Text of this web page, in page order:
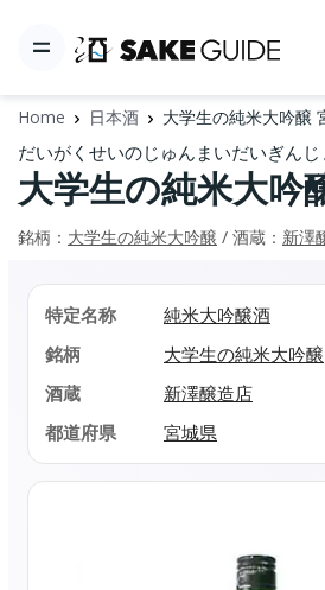
Home 日本酒 大学生の純米大吟醸
だいがくせいのじゅんまいだいぎんじ
大学生の純米大吟
銘柄： 大学生の純米大吟醸 / 酒蔵： 新澤
特定名称
純米大吟醸酒
銘柄
大学生の純米大吟醸
酒蔵
新澤醸造店
都道府県
宮城県